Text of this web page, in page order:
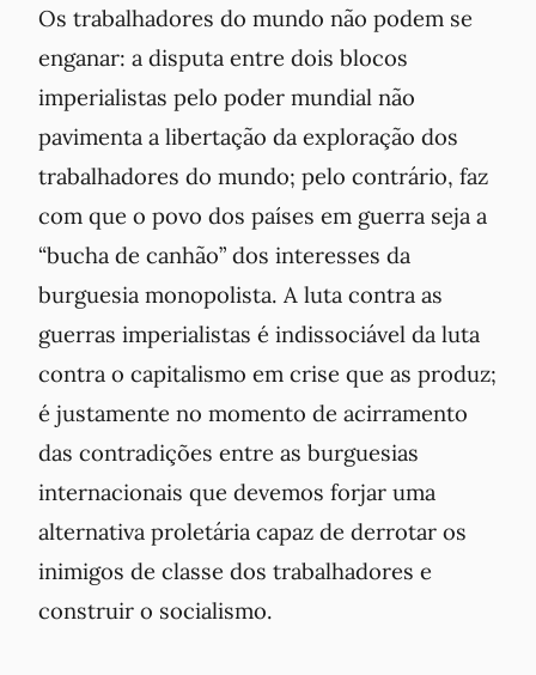
Os trabalhadores do mundo não podem se
enganar: a disputa entre dois blocos
imperialistas pelo poder mundial não
pavimenta a libertação da exploração dos
trabalhadores do mundo; pelo contrário, faz
com que o povo dos países em guerra seja a
“bucha de canhão” dos interesses da
burguesia monopolista. A luta contra as
guerras imperialistas é indissociável da luta
contra o capitalismo em crise que as produz;
é justamente no momento de acirramento
das contradições entre as burguesias
internacionais que devemos forjar uma
alternativa proletária capaz de derrotar os
inimigos de classe dos trabalhadores e
construir o socialismo.